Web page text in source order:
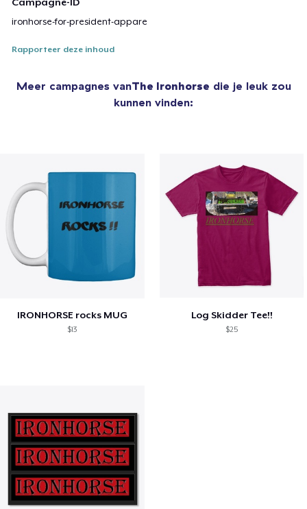
ironhorse-for-president-appare
Rapporteer deze inhoud
Meer campagnes vanThe Ironhorse die je leuk zou
kunnen vinden:
IRONHORSE rocks MUG
$13
Log Skidder Tee!!
$25